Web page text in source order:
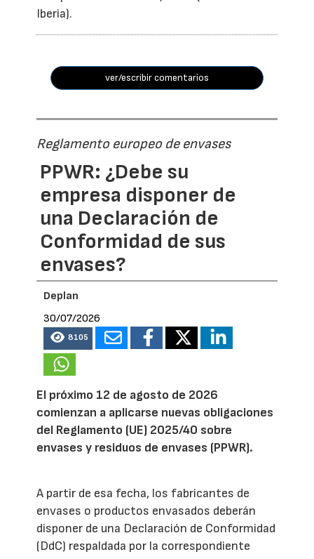
Iberia).
ver/escribir comentarios
Reglamento europeo de envases
PPWR: ¿Debe su
empresa disponer de
una Declaración de
Conformidad de sus
envases?
Deplan
30/07/2026
8105
El próximo 12 de agosto de 2026
comienzan a aplicarse nuevas obligaciones
del Reglamento (UE) 2025/40 sobre
envases y residuos de envases (PPWR).
A partir de esa fecha, los fabricantes de
envases o productos envasados deberán
disponer de una Declaración de Conformidad
(DdC) respaldada por la correspondiente